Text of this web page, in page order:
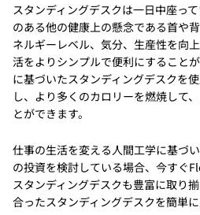
スタンディングデスクは一日中座っ
のある他の健康上の懸念である首や
ネルギーレベル、気分、生産性を向
活をよりシンプルで便利にすること
に基づいたスタンディングデスクを
し、より多くのカロリーを燃焼して
とができます。
仕事の生活を変える人間工学に基づ
の投資を検討している場合、今すぐ
スタンディングデスクも豊富に取り
合ったスタンディングデスクを簡単